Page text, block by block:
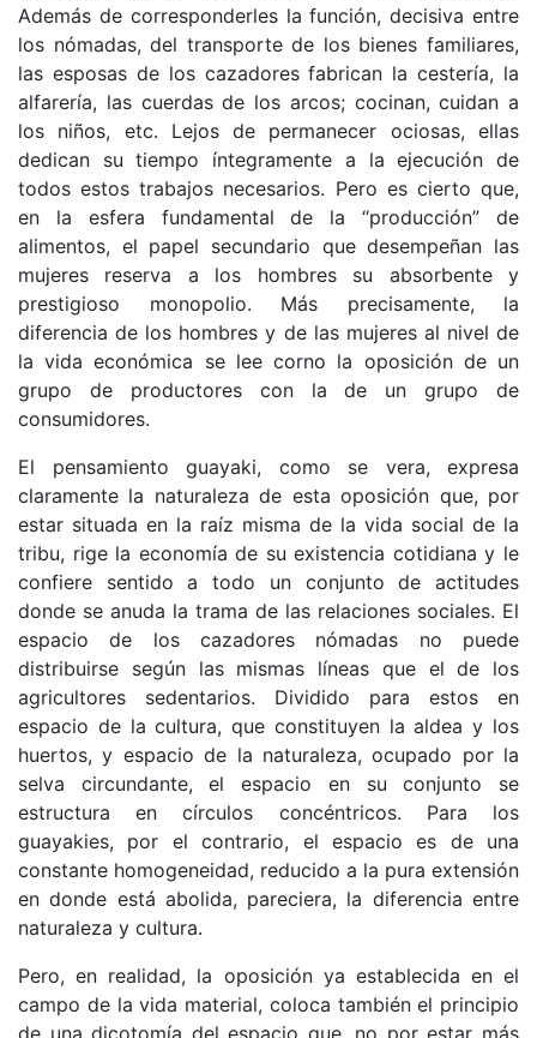
Además de corresponderles la función, decisiva entre
los nómadas, del transporte de los bienes familiares,
las esposas de los cazadores fabrican la cestería, la
alfarería, las cuerdas de los arcos; cocinan, cuidan a
los niños, etc. Lejos de permanecer ociosas, ellas
dedican su tiempo íntegramente a la ejecución de
todos estos trabajos necesarios. Pero es cierto que,
en la esfera fundamental de la “producción” de
alimentos, el papel secundario que desempeñan las
mujeres reserva a los hombres su absorbente y
prestigioso monopolio. Más precisamente, la
diferencia de los hombres y de las mujeres al nivel de
la vida económica se lee corno la oposición de un
grupo de productores con la de un grupo de
consumidores.
El pensamiento guayaki, como se vera, expresa
claramente la naturaleza de esta oposición que, por
estar situada en la raíz misma de la vida social de la
tribu, rige la economía de su existencia cotidiana y le
confiere sentido a todo un conjunto de actitudes
donde se anuda la trama de las relaciones sociales. El
espacio de los cazadores nómadas no puede
distribuirse según las mismas líneas que el de los
agricultores sedentarios. Dividido para estos en
espacio de la cultura, que constituyen la aldea y los
huertos, y espacio de la naturaleza, ocupado por la
selva circundante, el espacio en su conjunto se
estructura en círculos concéntricos. Para los
guayakies, por el contrario, el espacio es de una
constante homogeneidad, reducido a la pura extensión
en donde está abolida, pareciera, la diferencia entre
naturaleza y cultura.
Pero, en realidad, la oposición ya establecida en el
campo de la vida material, coloca también el principio
de una dicotomía del espacio que, no por estar más